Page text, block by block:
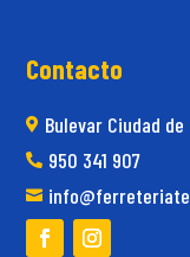
Contacto
 Bulevar Ciudad
 950 341 907
